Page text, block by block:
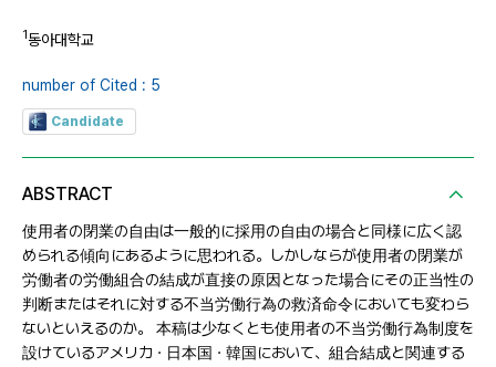
1동아대학교
number of Cited : 5
Candidate
ABSTRACT
使用者の閉業の自由は一般的に採用の自由の場合と同様に広く認
められる傾向にあるように思われる。しかしならが使用者の閉業が
労働者の労働組合の結成が直接の原因となった場合にその正当性の
判断またはそれに対する不当労働行為の救済命令においても変わら
ないといえるのか。 本稿は少なくとも使用者の不当労働行為制度を
設けているアメリカㆍ日本国ㆍ韓国において、組合結成と関連する